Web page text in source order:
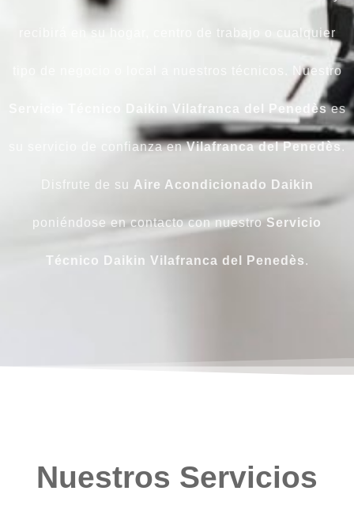
recibirá en su hogar, centro de trabajo o cualquier
tipo de negocio o local a nuestros técnicos. Nuestro
Servicio Técnico Daikin Vilafranca del Penedèses
su servicio de confianza enVilafranca del Penedès.
Disfrute de su Aire Acondicionado Daikin
poniéndose en contacto con nuestroServicio
Técnico Daikin Vilafranca del Penedès.
Nuestros Servicios